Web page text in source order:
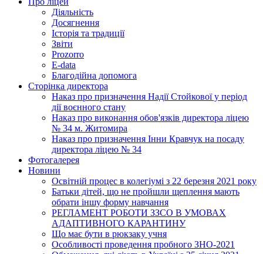
Діяльність
Досягнення
Історія та традиції
Звіти
Prozorro
E-data
Благодійна допомога
Сторінка директора
Наказ про призначення Надії Стойкової у період
дії воєнного стану
Наказ про виконання обов'язків директора ліцею
№ 34 м. Житомира
Наказ про призначення Інни Кравчук на посаду
директора ліцею № 34
Фотогалерея
Новини
Освітній процес в колегіумі з 22 березня 2021 року
Батьки дітей, що не пройшли щеплення мають
обрати іншу форму навчання
РЕГЛАМЕНТ РОБОТИ ЗЗСО В УМОВАХ
АДАПТИВНОГО КАРАНТИНУ
Що має бути в рюкзаку учня
Особливості проведення пробного ЗНО-2021